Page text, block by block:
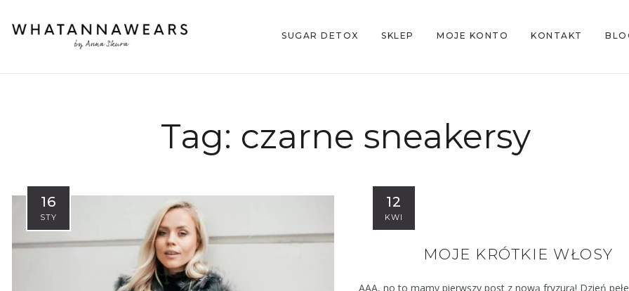
SUGAR DETOX SKLEP MOJE KONTO KONTAKT
Tag: czarne sneakersy
16
STY
12
KWI
MOJE KRÓTKIE WŁOSY
AAA, no to mamy pierwszy post z nową fryzurą! Dzień